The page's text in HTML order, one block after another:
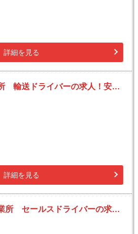
詳細を見る
佐川急便 深江営業所 輸送ドライバーの求人！安定収入と働きがい！大手の佐川急便で長期的に活躍できるチャンス♪
詳細を見る
佐川急便 藤井寺営業所 セールスドライバーの求人！安定収入と働きがい！大手の佐川急便で長期的に活躍できるチャンス♪